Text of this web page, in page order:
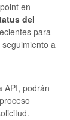
en
del
para
a
API, podrán